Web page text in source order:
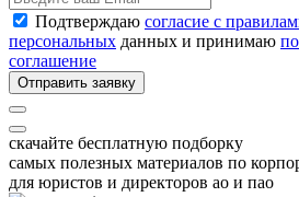
Подтверждаю согласие с
персональных данных и принимаю
соглашение
Отправить заявку
скачайте бесплатную подборку
самых полезных материалов по
для юристов и директоров ао и пао